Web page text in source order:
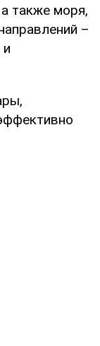
также моря,
–
и